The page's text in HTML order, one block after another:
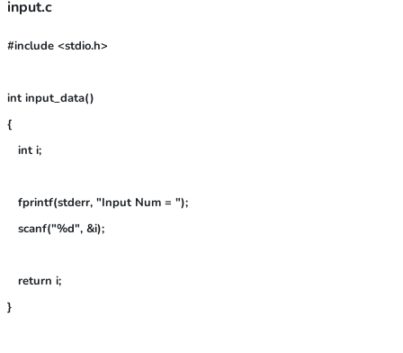
input.c
#include <stdio.h>
int input_data()
{
int i;
fprintf(stderr, "Input Num = ");
scanf("%d", &i);
return i;